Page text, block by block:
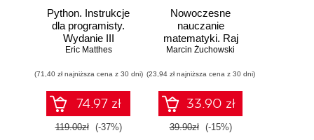
Python. Instrukcje
dla programisty.
Wydanie III
Eric Matthes
(71,40 zł najniższa cena z 30 dni)
74.97 zł
119.00zł (-37%)
Nowoczesne
nauczanie
matematyki. Raj
Cantora bez
Marcin Żuchowski
(23,94 zł najniższa cena z 30 dni)
33.90 zł
39.90zł (-15%)